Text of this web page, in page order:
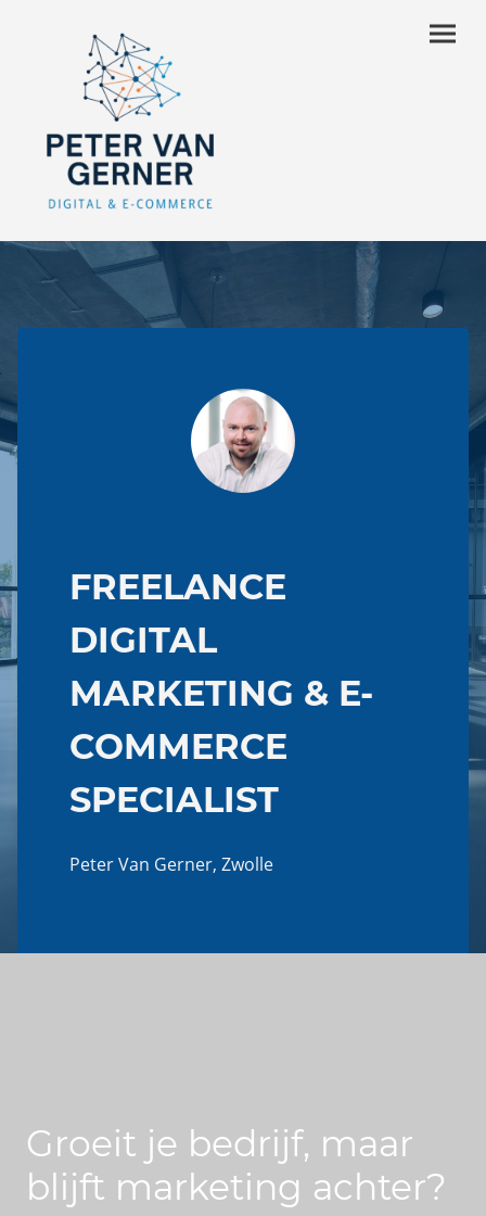
FREELANCE
DIGITAL
MARKETING & E-
COMMERCE
SPECIALIST
Peter Van Gerner, Zwolle
Groeit je bedrijf, maar
blijft marketing achter?